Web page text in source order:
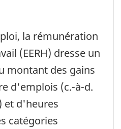
la rémunération
(EERH) dresse un
montant des gains
d'emplois (c.-à-d.
et d'heures
catégories